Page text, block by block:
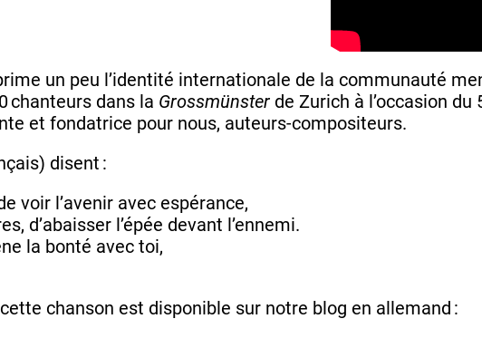
un peu l’identité internationale de la communauté
chanteurs dans la Grossmünster de Zurich à l’occasion
et fondatrice pour nous, auteurs-compositeurs.
disent :
voir l’avenir avec espérance,
d’abaisser l’épée devant l’ennemi.
la bonté avec toi,
chanson est disponible sur notre blog en allemand :